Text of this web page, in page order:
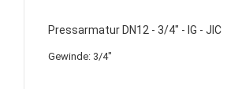
Pressarmatur DN12 - 3/4" - IG - JIC
Gewinde: 3/4"